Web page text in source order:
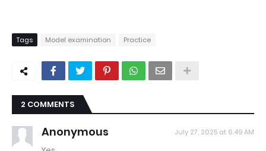
Tags Model examination Practice
2 COMMENTS
Anonymous July 27, 2025 at 6:49 AM